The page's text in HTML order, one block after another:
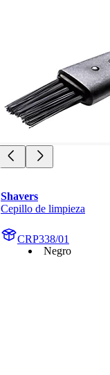
Shavers
Cepillo de limpieza
CRP338/01
Negro